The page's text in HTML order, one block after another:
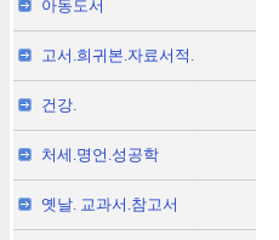
아동도서
고서.희귀본.자료서적.
건강.
처세.명언.성공학
옛날. 교과서.참고서